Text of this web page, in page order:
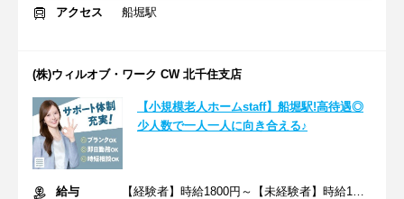
アクセス
船堀駅
(株)ウィルオブ・ワーク CW 北千住支店
【小規模老人ホームstaff】船堀駅!高待遇◎
少人数で一人一人に向き合える♪
給与
【経験者】時給1800円～【未経験者】時給1600円～ ＋交通費